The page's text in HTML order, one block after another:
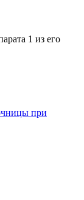
1 из его
при